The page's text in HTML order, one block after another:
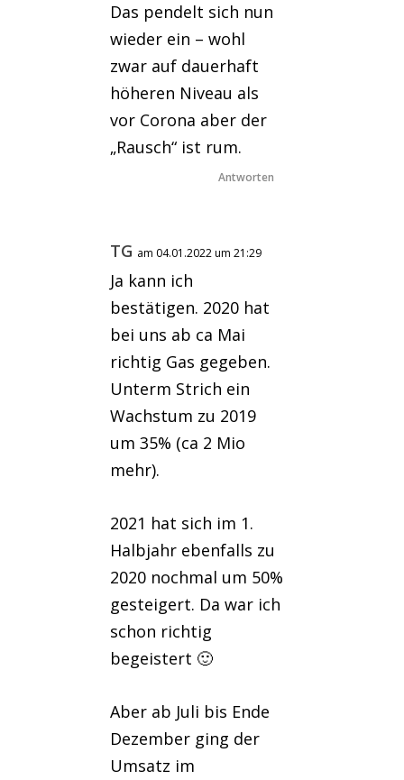
Das pendelt sich nun
wieder ein – wohl
zwar auf dauerhaft
höheren Niveau als
vor Corona aber der
„Rausch“ ist rum.
Antworten
TG am 04.01.2022 um 21:29
Ja kann ich
bestätigen. 2020 hat
bei uns ab ca Mai
richtig Gas gegeben.
Unterm Strich ein
Wachstum zu 2019
um 35% (ca 2 Mio
mehr).
2021 hat sich im 1.
Halbjahr ebenfalls zu
2020 nochmal um 50%
gesteigert. Da war ich
schon richtig
begeistert 🙂
Aber ab Juli bis Ende
Dezember ging der
Umsatz im